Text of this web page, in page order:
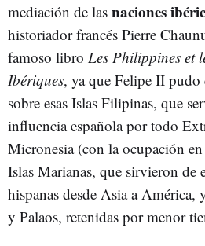
mediación de las naciones
historiador francés Pierre
famoso libro Les Philippines et
Ibériques, ya que Felipe II pudo
sobre esas Islas Filipinas, que
influencia española por todo
Micronesia (con la ocupación
Islas Marianas, que sirvieron de
hispanas desde Asia a América,
y Palaos, retenidas por menor